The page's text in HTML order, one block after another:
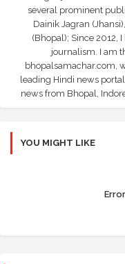
several prominent
Dainik Jagran
(Bhopal); Since 2012,
journalism. I am
bhopalsamachar.com,
leading Hindi news
news from Bhopal,
YOU MIGHT LIKE